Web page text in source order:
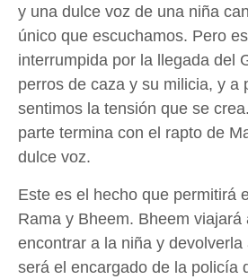
y una dulce voz de una niña
único que escuchamos. Pero
interrumpida por la llegada del
perros de caza y su milicia, y a
sentimos la tensión que se
parte termina con el rapto de
dulce voz.
Este es el hecho que permitirá
Rama y Bheem. Bheem viajará
encontrar a la niña y devolverla
será el encargado de la policía